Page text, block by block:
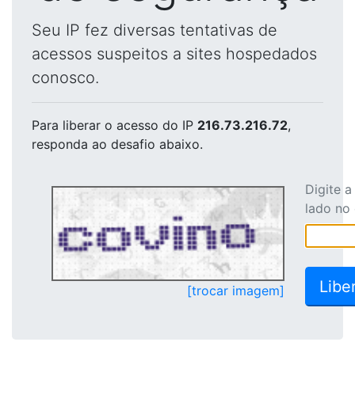
Seu IP fez diversas tentativas de
acessos suspeitos a sites hospedados
conosco.
Para liberar o acesso do IP 216.73.216.72,
responda ao desafio abaixo.
[trocar imagem]
Digite
lado no